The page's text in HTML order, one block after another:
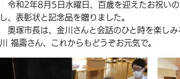
令和2年8月5日水曜日、百歳を迎えたお祝いの
し、表彰状と記念品を贈りました。
奥塚市長は、金川さんと会話のひと時を楽しみ
川 福壽さん、これからもどうぞお元気で。